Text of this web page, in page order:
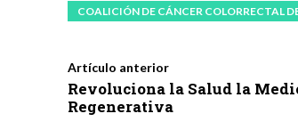
COALICIÓN DE CÁNCER COLORRECTAL
Artículo anterior
Revoluciona la Salud la
Regenerativa